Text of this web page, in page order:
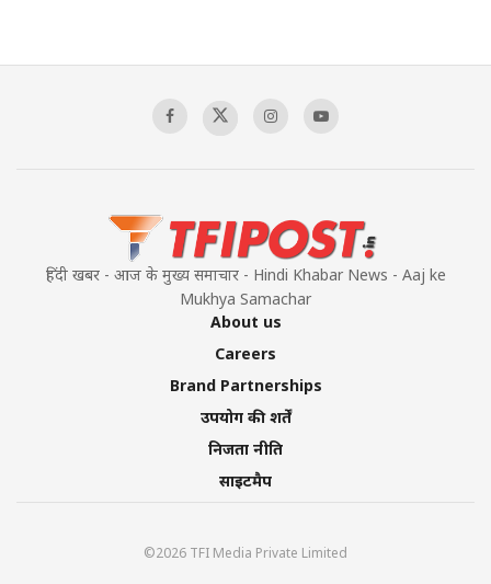
हिंदी खबर - आज के मुख्य समाचार - Hindi Khabar News - Aaj ke
Mukhya Samachar
About us
Careers
Brand Partnerships
उपयोग की शर्तें
निजता नीति
साइटमैप
©2026 TFI Media Private Limited